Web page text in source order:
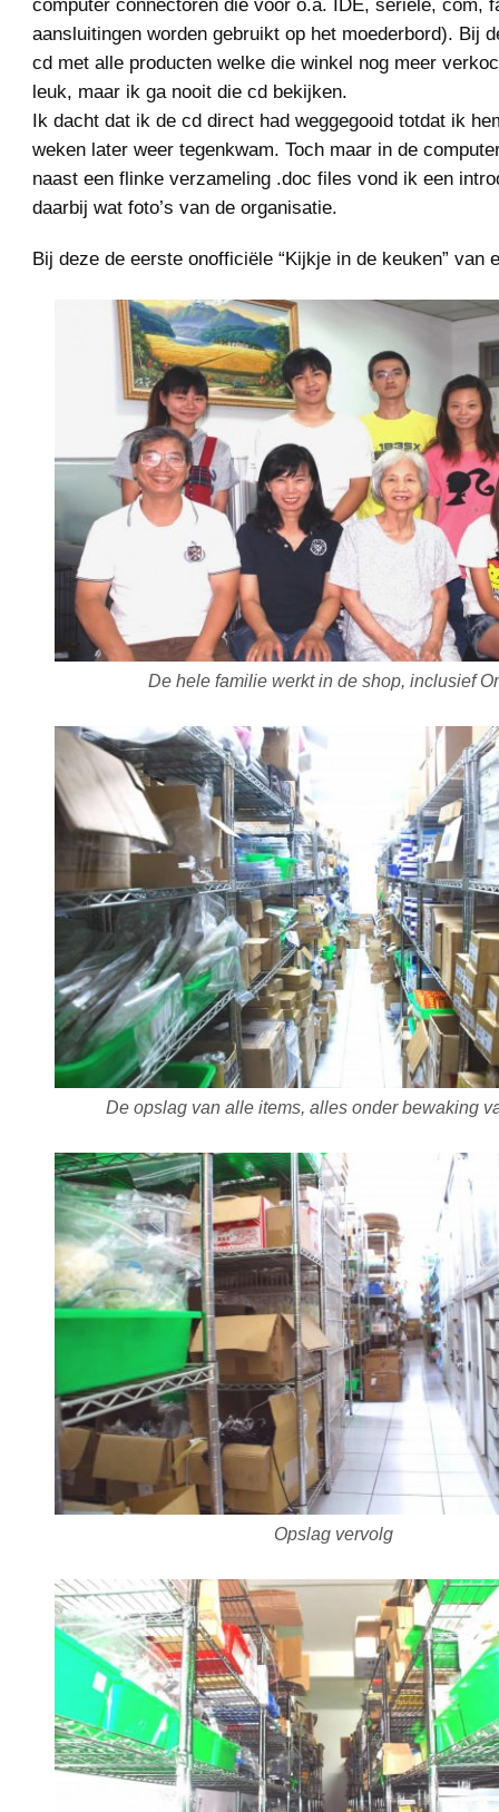
computer connectoren die voor o.a. IDE, seriële, com,
aansluitingen worden gebruikt op het moederbord). Bij
cd met alle producten welke die winkel nog meer
leuk, maar ik ga nooit die cd bekijken.
Ik dacht dat ik de cd direct had weggegooid totdat ik
weken later weer tegenkwam. Toch maar in de
naast een flinke verzameling .doc files vond ik een
daarbij wat foto’s van de organisatie.
Bij deze de eerste onofficiële “Kijkje in de keuken” van
De hele familie werkt in de shop, inclusief
De opslag van alle items, alles onder bewaking
Opslag vervolg